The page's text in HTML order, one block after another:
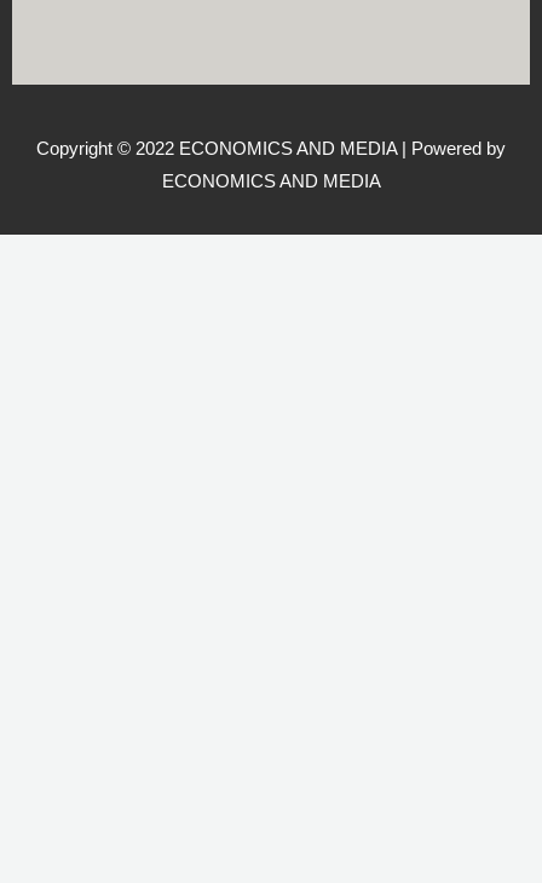
Copyright © 2022 ECONOMICS AND MEDIA | Powered by
ECONOMICS AND MEDIA